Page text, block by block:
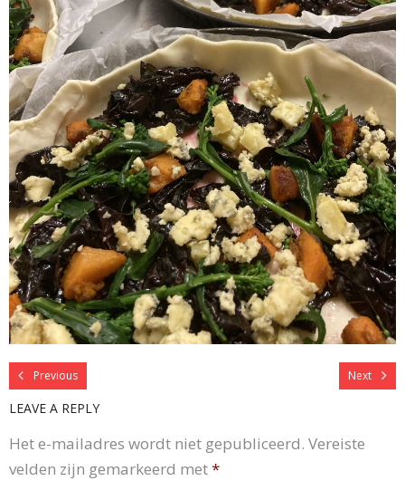
Previous Next
LEAVE A REPLY
Het e-mailadres wordt niet gepubliceerd. Vereiste
velden zijn gemarkeerd met*